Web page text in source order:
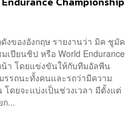
งของอังกฤษ รายงานว่า มิค ชูมัค
เปียนชิป หรือ World Endurance
น้า โดยแข่งขันให้กับทีมอัลพีน
รรถนะทั้งคนและรถว่ามีความ
ดยจะแบ่งเป็นช่วงเวลา มีตั้งแต่
ก...